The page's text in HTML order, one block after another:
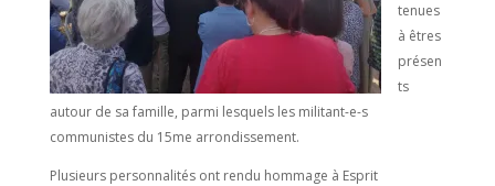
tenues
à êtres
présen
ts
autour de sa famille, parmi lesquels les militant-e-s
communistes du 15me arrondissement.
Plusieurs personnalités ont rendu hommage à Esprit